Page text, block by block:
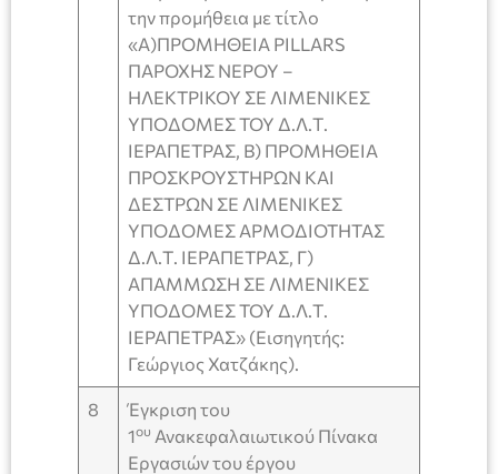
την προμήθεια με τίτλο
«Α)ΠΡΟΜΗΘΕΙΑ PILLARS
ΠΑΡΟΧΗΣ ΝΕΡΟΥ –
ΗΛΕΚΤΡΙΚΟΥ ΣΕ ΛΙΜΕΝΙΚΕΣ
ΥΠΟΔΟΜΕΣ ΤΟΥ Δ.Λ.Τ.
ΙΕΡΑΠΕΤΡΑΣ, Β) ΠΡΟΜΗΘΕΙΑ
ΠΡΟΣΚΡΟΥΣΤΗΡΩΝ ΚΑΙ
ΔΕΣΤΡΩΝ ΣΕ ΛΙΜΕΝΙΚΕΣ
ΥΠΟΔΟΜΕΣ ΑΡΜΟΔΙΟΤΗΤΑΣ
Δ.Λ.Τ. ΙΕΡΑΠΕΤΡΑΣ, Γ)
ΑΠΑΜΜΩΣΗ ΣΕ ΛΙΜΕΝΙΚΕΣ
ΥΠΟΔΟΜΕΣ ΤΟΥ Δ.Λ.Τ.
ΙΕΡΑΠΕΤΡΑΣ» (Εισηγητής:
Γεώργιος Χατζάκης).
8
Έγκριση του
1ου Ανακεφαλαιωτικού Πίνακα
Εργασιών του έργου